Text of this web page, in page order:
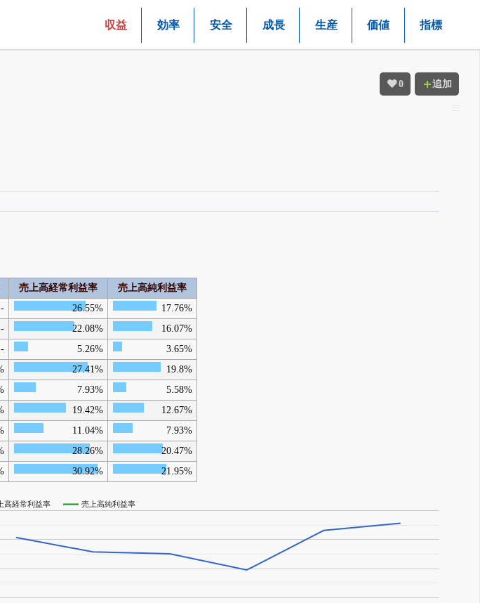
収益 効率 安全 成長 生産 価値 指標
0 追加
付きます
売上高経常利益率
売上高純利益率
- 26.55%
17.76%
- 22.08%
16.07%
- 5.26%
3.65%
27.41%
19.8%
7.93%
5.58%
19.42%
12.67%
11.04%
7.93%
28.26%
20.47%
30.92% 21.95%
高経常利益率 売上高純利益率